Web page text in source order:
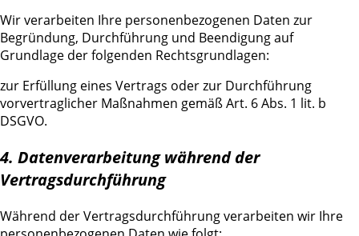
Wir verarbeiten Ihre personenbezogenen Daten zur
Begründung, Durchführung und Beendigung auf
Grundlage der folgenden Rechtsgrundlagen:
zur Erfüllung eines Vertrags oder zur Durchführung
vorvertraglicher Maßnahmen gemäß Art. 6 Abs. 1 lit. b
DSGVO.
4. Datenverarbeitung während der
Vertragsdurchführung
Während der Vertragsdurchführung verarbeiten wir Ihre